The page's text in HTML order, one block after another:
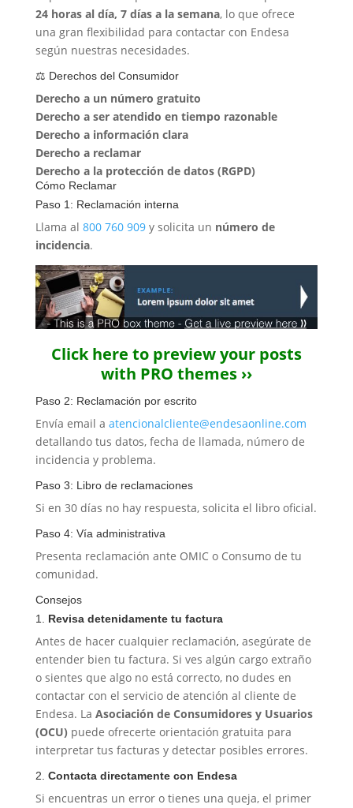
24 horas al día, 7 días a la semana, lo que ofrece
una gran flexibilidad para contactar con Endesa
según nuestras necesidades.
⚖️ Derechos del Consumidor
Derecho a un número gratuito
Derecho a ser atendido en tiempo razonable
Derecho a información clara
Derecho a reclamar
Derecho a la protección de datos (RGPD)
Cómo Reclamar
Paso 1: Reclamación interna
Llama al 800 760 909y solicita un número de
incidencia.
Click here to preview your posts
with PRO themes ››
Paso 2: Reclamación por escrito
Envía email a atencionalcliente@endesaonline.com
detallando tus datos, fecha de llamada, número de
incidencia y problema.
Paso 3: Libro de reclamaciones
Si en 30 días no hay respuesta, solicita el libro oficial.
Paso 4: Vía administrativa
Presenta reclamación ante OMIC o Consumo de tu
comunidad.
Consejos
1. Revisa detenidamente tu factura
Antes de hacer cualquier reclamación, asegúrate de
entender bien tu factura. Si ves algún cargo extraño
o sientes que algo no está correcto, no dudes en
contactar con el servicio de atención al cliente de
Endesa. La Asociación de Consumidores y Usuarios
(OCU) puede ofrecerte orientación gratuita para
interpretar tus facturas y detectar posibles errores.
2. Contacta directamente con Endesa
Si encuentras un error o tienes una queja, el primer